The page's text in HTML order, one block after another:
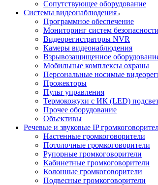
Сопутствующее оборудование
Системы видеонаблюдения
Программное обеспечение
Мониторинг систем
Видеорегистраторы NVR
Камеры видеонаблюдения
Взрывозащищенное
Мобильные комплексы охраны
Персональные носимые
Прожекторы
Пульт управления
Термокожухи с ИК (LED)
Прочее оборудование
Объективы
Речевые и звуковые IP
Настенные громкоговорители
Потолочные громкоговорители
Рупорные громкоговорители
Кабинетные громкоговорители
Колонные громкоговорители
Подвесные громкоговорители